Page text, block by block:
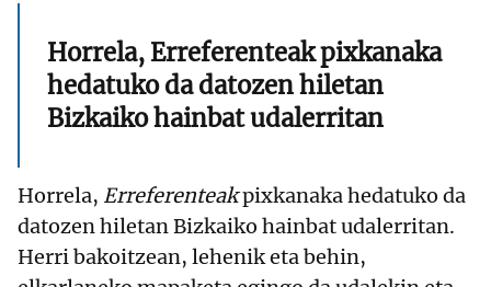
Horrela, Erreferenteak pixkanaka
hedatuko da datozen hiletan
Bizkaiko hainbat udalerritan
Horrela, Erreferenteakpixkanaka hedatuko da
datozen hiletan Bizkaiko hainbat udalerritan.
Herri bakoitzean, lehenik eta behin,